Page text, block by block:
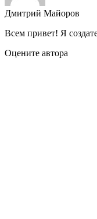
Дмитрий Майоров
Всем привет! Я
Оцените автора